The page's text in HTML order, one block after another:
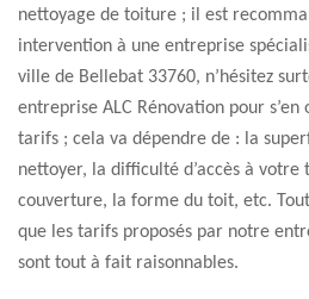
nettoyage de toiture ; il est
intervention à une entreprise
ville de Bellebat 33760, n’hésitez
entreprise ALC Rénovation pour s’en
tarifs ; cela va dépendre de : la
nettoyer, la difficulté d’accès à
couverture, la forme du toit, etc.
que les tarifs proposés par notre
sont tout à fait raisonnables.